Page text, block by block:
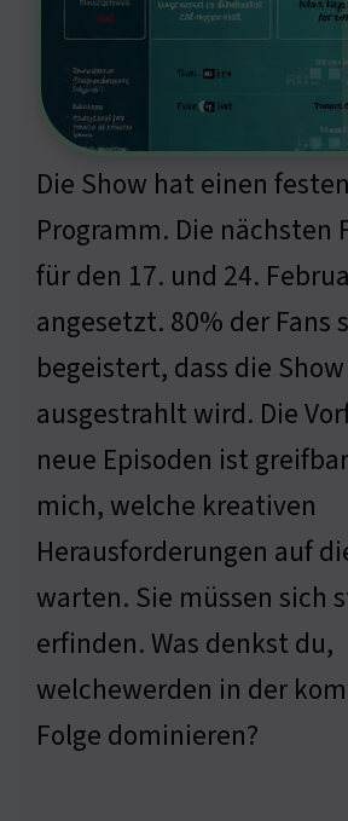
Die Show hat einen
Programm. Die nächsten
für den 17. und 24.
angesetzt. 80% der Fans
begeistert, dass die
ausgestrahlt wird. Die
neue Episoden ist
mich, welche kreativen
Herausforderungen auf
warten. Sie müssen sich
erfinden. Was denkst du,
welchewerden in der
Folge dominieren?